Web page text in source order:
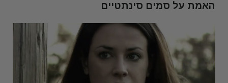
האמת על סמים סינתטיים